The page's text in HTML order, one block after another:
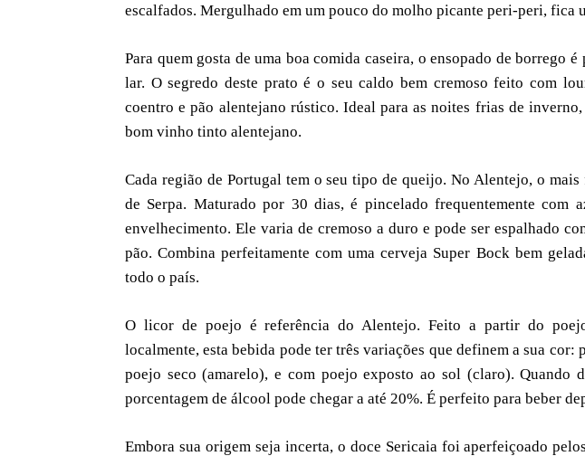
escalfados. Mergulhado em um pouco do molho picante peri-peri, fica
Para quem gosta de uma boa comida caseira, o ensopado de borrego
lar. O segredo deste prato é o seu caldo bem cremoso feito com
coentro e pão alentejano rústico. Ideal para as noites frias de
bom vinho tinto alentejano.
Cada região de Portugal tem o seu tipo de queijo. No Alentejo, o
de Serpa. Maturado por 30 dias, é pincelado frequentemente com
envelhecimento. Ele varia de cremoso a duro e pode ser espalhado
pão. Combina perfeitamente com uma cerveja Super Bock bem
todo o país.
O licor de poejo é referência do Alentejo. Feito a partir do
localmente, esta bebida pode ter três variações que definem a sua cor:
poejo seco (amarelo), e com poejo exposto ao sol (claro). Quando
porcentagem de álcool pode chegar a até 20%. É perfeito para beber
Embora sua origem seja incerta, o doce Sericaia foi aperfeiçoado